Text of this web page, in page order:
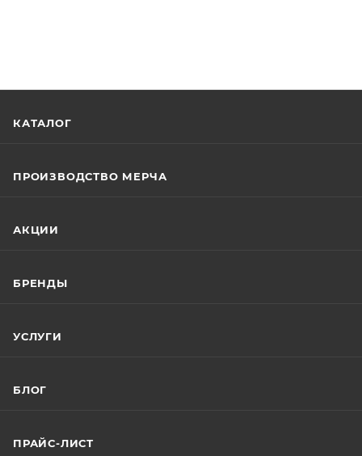
КАТАЛОГ
ПРОИЗВОДСТВО МЕРЧА
АКЦИИ
БРЕНДЫ
УСЛУГИ
БЛОГ
ПРАЙС-ЛИСТ